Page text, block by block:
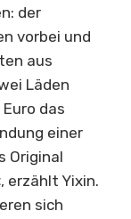
der
vorbei und
aus
Läden
das
einer
Original
erzählt Yixin.
sich